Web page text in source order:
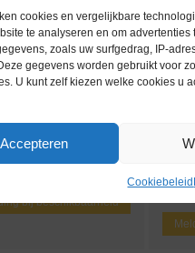
cookies en vergelijkbare
te analyseren en om
zoals uw surfgedrag, IP-
gegevens worden gebruikt voor
U kunt zelf kiezen welke cookies u
Accepteren
Cookiebeleid
/ Italie / 2025 /
bij beschikbaarheid